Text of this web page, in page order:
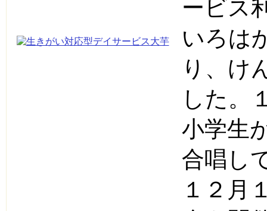
ービス
いろは
り、け
した。
小学生
合唱し
１２月